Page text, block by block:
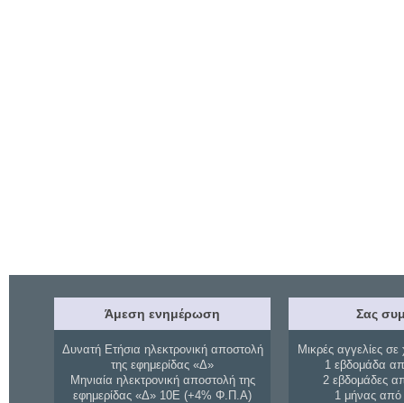
Άμεση ενημέρωση
Δυνατή Ετήσια ηλεκτρονική αποστολή
της εφημερίδας «Δ»
Μηνιαία ηλεκτρονική αποστολή της
εφημερίδας «Δ» 10Ε (+4% Φ.Π.Α)
Σας
Μικρές αγγελίες σε
1 εβδομάδα
2 εβδομάδες
1 μήνας